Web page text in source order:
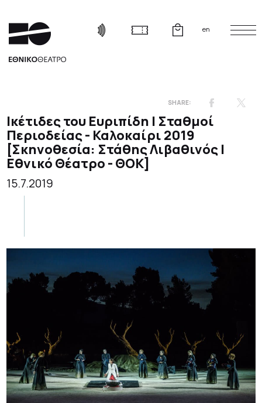
en
Ικέτιδες του Ευριπίδη | Σταθμοί
Περιοδείας - Καλοκαίρι 2019
[Σκηνοθεσία: Στάθης Λιβαθινός |
Εθνικό Θέατρο - ΘΟΚ]
15.7.2019